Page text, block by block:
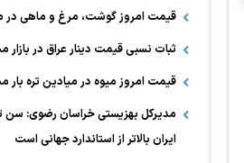
قیمت امروز گوشت، مرغ و ماهی در
ثبات نسبی قیمت دینار عراق در بازار
قیمت امروز میوه در میادین تره بار
مدیرکل بهزیستی خراسان رضوی:
ایران بالاتر از استاندارد جهانی است